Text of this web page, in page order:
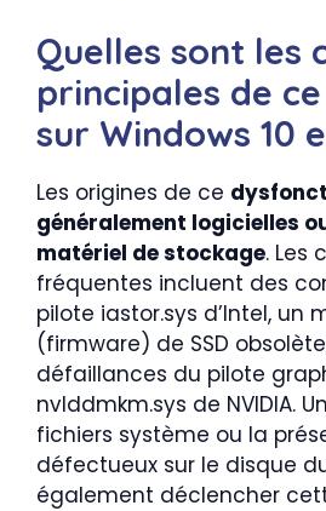
Quelles sont les
principales de
sur Windows 10
Les origines de ce
généralement logicielles
matériel de stockage. Les
fréquentes incluent des
pilote iastor.sys d’Intel, un
(firmware) de SSD
défaillances du pilote
nvlddmkm.sys de NVIDIA.
fichiers système ou la
défectueux sur le disque
également déclencher